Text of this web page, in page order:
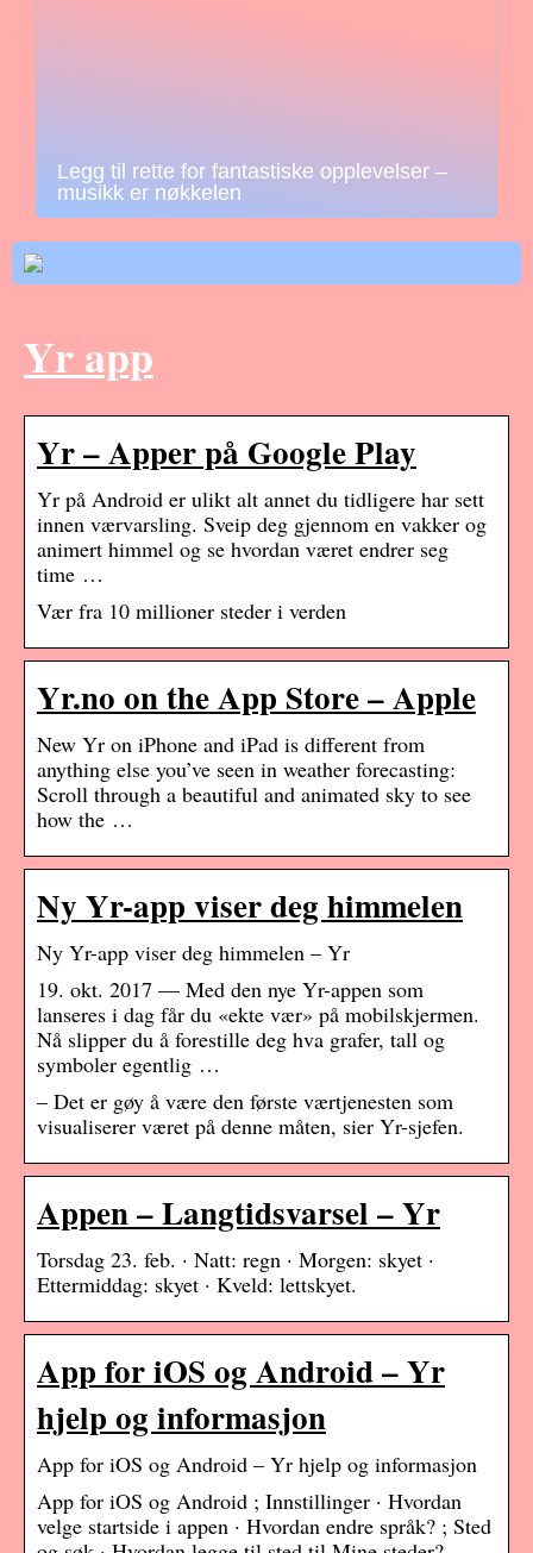
Legg til rette for fantastiske opplevelser –
musikk er nøkkelen
Yr app
Yr – Apper på Google Play
Yr på Android er ulikt alt annet du tidligere har sett
innen værvarsling. Sveip deg gjennom en vakker og
animert himmel og se hvordan været endrer seg
time …
Vær fra 10 millioner steder i verden
Yr.no on the App Store – Apple
New Yr on iPhone and iPad is different from
anything else you’ve seen in weather forecasting:
Scroll through a beautiful and animated sky to see
how the …
Ny Yr-app viser deg himmelen
Ny Yr-app viser deg himmelen – Yr
19. okt. 2017 — Med den nye Yr-appen som
lanseres i dag får du «ekte vær» på mobilskjermen.
Nå slipper du å forestille deg hva grafer, tall og
symboler egentlig …
– Det er gøy å være den første værtjenesten som
visualiserer været på denne måten, sier Yr-sjefen.
Appen – Langtidsvarsel – Yr
Torsdag 23. feb. · Natt: regn · Morgen: skyet ·
Ettermiddag: skyet · Kveld: lettskyet.
App for iOS og Android – Yr
hjelp og informasjon
App for iOS og Android – Yr hjelp og informasjon
App for iOS og Android ; Innstillinger · Hvordan
velge startside i appen · Hvordan endre språk? ; Sted